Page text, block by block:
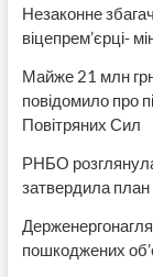
Незаконне
віцепрем’єрці-
Майже 21 млн
повідомило про
Повітряних Сил
РНБО розглянула
затвердила план
пошкоджених